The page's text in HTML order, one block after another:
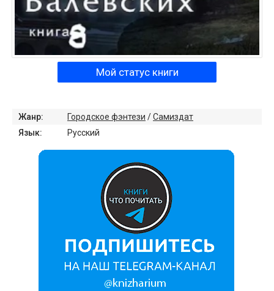
Мой статус книги
Жанр: Городское фэнтези /Самиздат
Язык:
Русский